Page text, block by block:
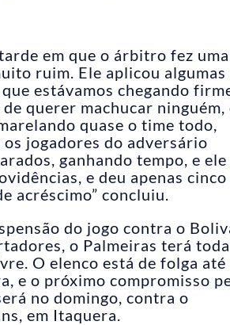
em que o árbitro fez uma
ruim. Ele aplicou algumas
estávamos chegando
de querer machucar ninguém,
quase o time todo,
jogadores do adversário
ganhando tempo, e ele
e deu apenas cinco
acréscimo” concluiu.
do jogo contra o
o Palmeiras terá toda
O elenco está de folga até
e o próximo compromisso
no domingo, contra o
em Itaquera.